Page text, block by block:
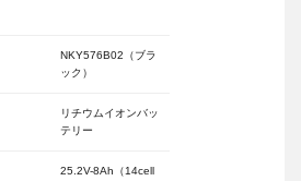
NKY576B02（ブラ
ック）
リチウムイオンバッ
テリー
25.2V-8Ah（14cell